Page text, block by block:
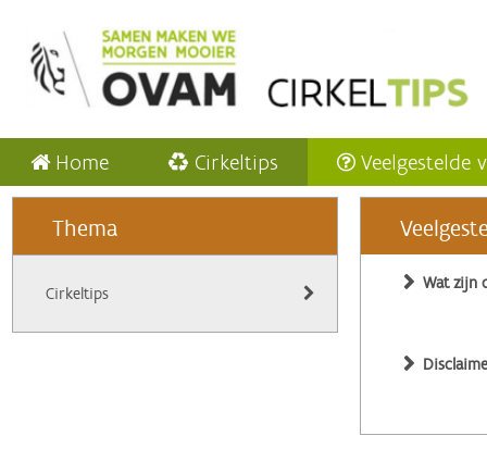
Home Cirkeltips Veelgestelde
Thema
Cirkeltips
Wat zijn